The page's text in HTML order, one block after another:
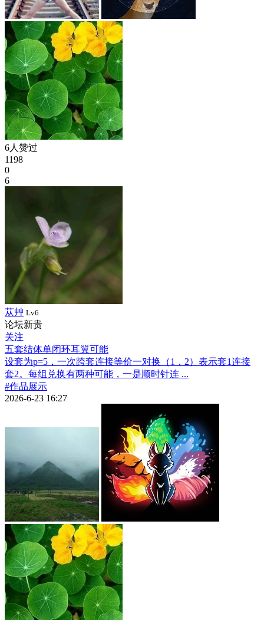
6人赞过
1198
0
6
苁艸 Lv6
论坛新贵
关注
五套结体单闭环耳翼可能
设套为p=5，一次跨套连接等价一对换（1，2）表示套1连接
套2。每组兑换有两种可能，一是顺时针连 ...
#作品展示
2026-6-23 16:27